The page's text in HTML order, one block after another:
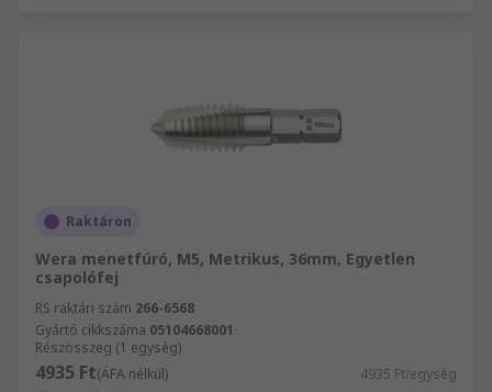
Raktáron
Wera menetfúró, M5, Metrikus, 36mm, Egyetlen
csapolófej
RS raktári szám 266-6568
Gyártó cikkszáma 05104668001
Részösszeg (1 egység)
4935 Ft(ÁFA nélkül) 4935 Ft/egység